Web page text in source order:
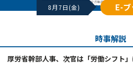
8月7日(金) E-
時事解説
厚労省幹部人事、次官は「労働シフト